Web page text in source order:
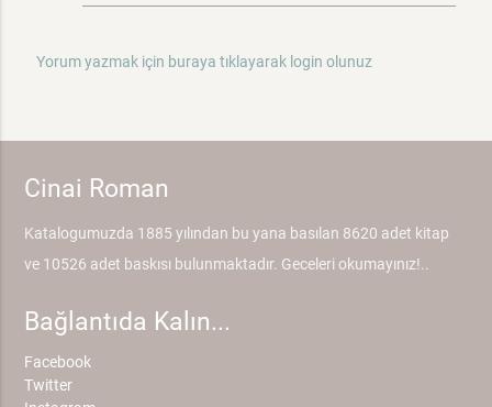
Yorum yazmak için buraya tıklayarak login olunuz
Cinai Roman
Katalogumuzda 1885 yılından bu yana basılan 8620 adet kitap
ve 10526 adet baskısı bulunmaktadır. Geceleri okumayınız!..
Bağlantıda Kalın...
Facebook
Twitter